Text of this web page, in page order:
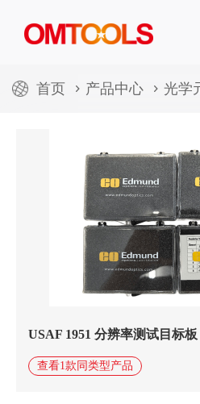
首页 产品中心 光学
USAF 1951 分辨率测试目标板
查看1款同类型产品